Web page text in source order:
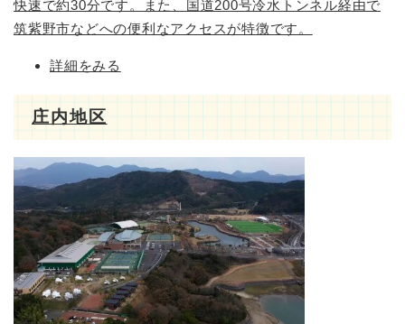
快速で約30分です。また、国道200号冷水トンネル経由で
筑紫野市などへの便利なアクセスが特徴です。
詳細をみる
庄内地区